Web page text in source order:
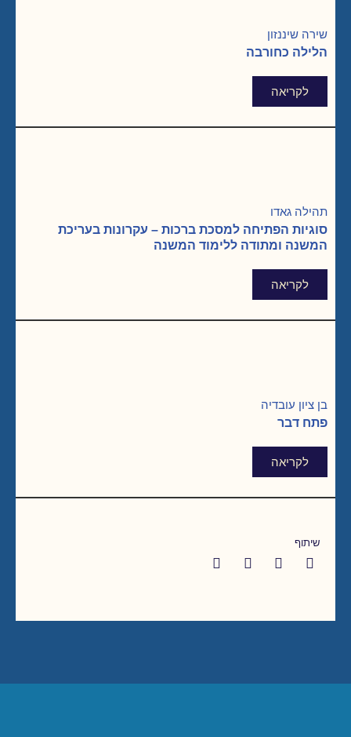
שירה שיננזון
הלילה כחורבה
לקריאה
תהילה גאדו
סוגיות הפתיחה למסכת ברכות – עקרונות בעריכת
המשנה ומתודה ללימוד המשנה
לקריאה
בן ציון עובדיה
פתח דבר
לקריאה
שיתוף